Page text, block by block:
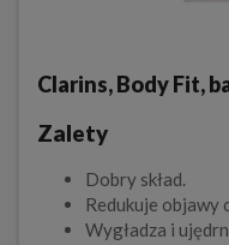
Clarins, Body Fit,
Zalety
Dobry skład.
Redukuje objawy
Wygładza i